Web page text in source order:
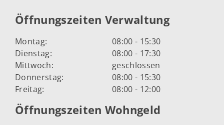
Öffnungszeiten Verwaltung
Montag:
08:00 - 15:30
Dienstag:
08:00 - 17:30
Mittwoch:
geschlossen
Donnerstag:
08:00 - 15:30
Freitag:
08:00 - 12:00
Öffnungszeiten Wohngeld